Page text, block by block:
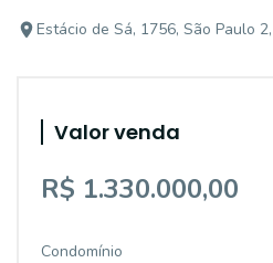
Estácio de Sá, 1756, São Paulo
Valor venda
R$ 1.330.000,00
Condomínio